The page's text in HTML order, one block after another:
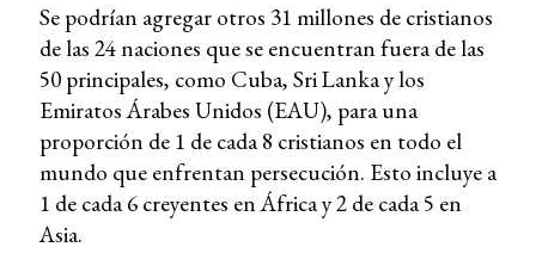
Se podrían agregar otros 31 millones de cristianos
de las 24 naciones que se encuentran fuera de las
50 principales, como Cuba, Sri Lanka y los
Emiratos Árabes Unidos (EAU), para una
proporción de 1 de cada 8 cristianos en todo el
mundo que enfrentan persecución. Esto incluye a
1 de cada 6 creyentes en África y 2 de cada 5 en
Asia.